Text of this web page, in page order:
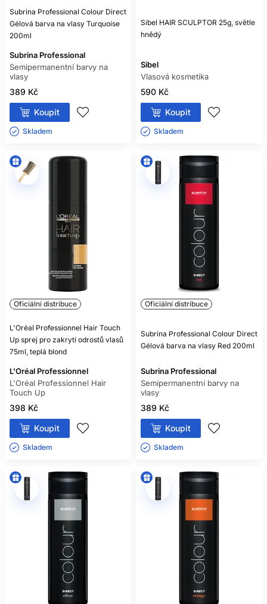
Subrina Professional Colour Direct
Gélová barva na vlasy Turquoise
200ml
Subrina Professional
Semipermanentní barvy na
vlasy
389 Kč
Koupit
Skladem ㅤ
Sibel HAIR SCULPTOR 25g, světle
hnědý
Sibel
Vlasová kosmetika
590 Kč
Koupit
Skladem ㅤ
Oficiální distribuce
L'Oréal Professionnel Hair Touch
Up sprej pro zakrytí odrostů vlasů
75ml, teplá blond
L'Oréal Professionnel
L'Oréal Professionnel Hair
Touch Up
398 Kč
Koupit
Skladem ㅤ
Oficiální distribuce
Subrina Professional Colour Direct
Gélová barva na vlasy Red 200ml
Subrina Professional
Semipermanentní barvy na
vlasy
389 Kč
Koupit
Skladem ㅤ